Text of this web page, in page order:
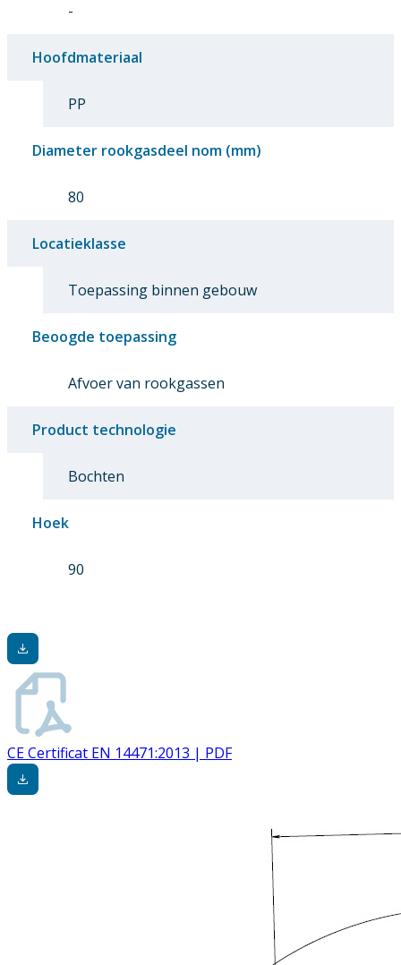
-
Hoofdmateriaal
PP
Diameter rookgasdeel nom (mm)
80
Locatieklasse
Toepassing binnen gebouw
Beoogde toepassing
Afvoer van rookgassen
Product technologie
Bochten
Hoek
90
CE Certificat EN 14471:2013 | PDF